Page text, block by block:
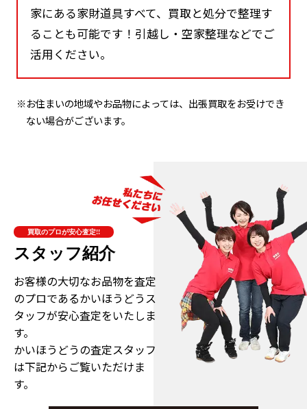
家にある家財道具すべて、買取と処分で整理す
ることも可能です！引越し・空家整理などでご
活用ください。
※お住まいの地域やお品物によっては、出張買取をお受けでき
ない場合がございます。
買取のプロが安心査定!!
スタッフ紹介
お客様の大切なお品物を査定
のプロであるかいほうどうス
タッフが安心査定をいたしま
す。
かいほうどうの査定スタッフ
は下記からご覧いただけま
す。